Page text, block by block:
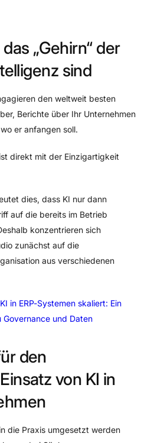
das „Gehirn“ der
sind
den weltweit besten
Berichte über Ihr Unternehmen
er anfangen soll.
ist direkt mit der Einzigartigkeit
dies, dass KI nur dann
auf die bereits im Betrieb
konzentrieren sich
zunächst auf die
aus verschiedenen
in ERP-Systemen skaliert: Ein
und Daten
den
Einsatz von KI in
die Praxis umgesetzt werden